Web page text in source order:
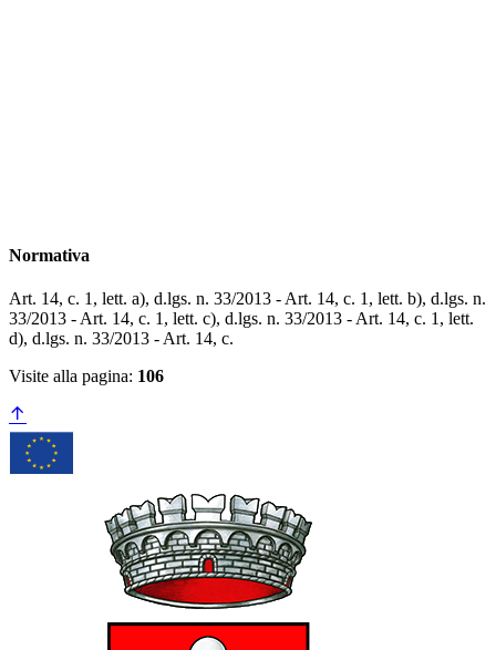
Normativa
Art. 14, c. 1, lett. a), d.lgs. n. 33/2013 - Art. 14, c. 1, lett. b), d.lgs. n.
33/2013 - Art. 14, c. 1, lett. c), d.lgs. n. 33/2013 - Art. 14, c. 1, lett.
d), d.lgs. n. 33/2013 - Art. 14, c.
Visite alla pagina: 106